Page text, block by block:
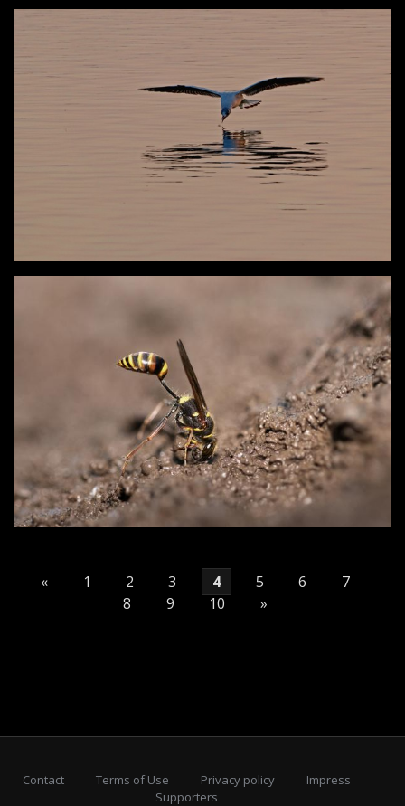
« 1 2 3 4 5 6
7
8
9 10 »
Contact Terms of Use Privacy policy
Impress
Supporters